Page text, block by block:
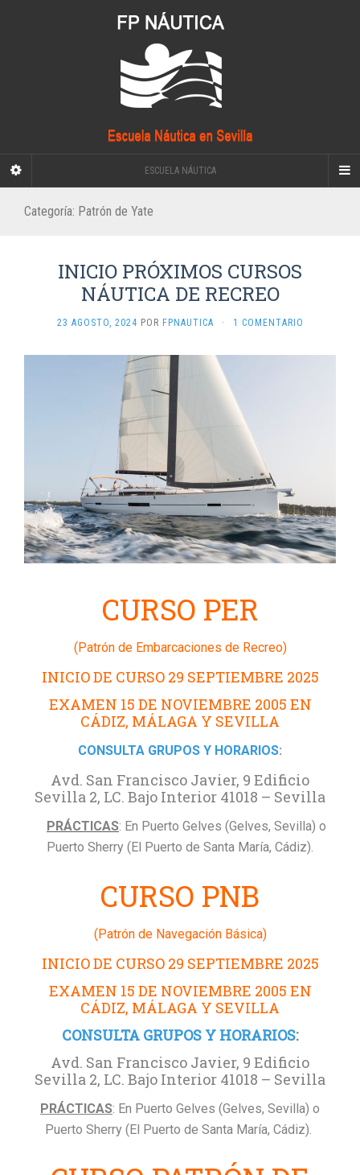
ESCUELA NÁUTICA
Categoría: Patrón de Yate
INICIO PRÓXIMOS CURSOS
NÁUTICA DE RECREO
23 AGOSTO, 2024 POR FPNAUTICA · 1 COMENTARIO
CURSO PER
(Patrón de Embarcaciones de Recreo)
INICIO DE CURSO 29 SEPTIEMBRE 2025
EXAMEN 15 DE NOVIEMBRE 2005 EN
CÁDIZ, MÁLAGA Y SEVILLA
CONSULTA GRUPOS Y HORARIOS:
Avd. San Francisco Javier, 9 Edificio
Sevilla 2, LC. Bajo Interior 41018 – Sevilla
PRÁCTICAS: En Puerto Gelves (Gelves, Sevilla) o
Puerto Sherry (El Puerto de Santa María, Cádiz).
CURSO PNB
(Patrón de Navegación Básica)
INICIO DE CURSO 29 SEPTIEMBRE 2025
EXAMEN 15 DE NOVIEMBRE 2005 EN
CÁDIZ, MÁLAGA Y SEVILLA
CONSULTA GRUPOS Y HORARIOS:
Avd. San Francisco Javier, 9 Edificio
Sevilla 2, LC. Bajo Interior 41018 – Sevilla
PRÁCTICAS: En Puerto Gelves (Gelves, Sevilla) o
Puerto Sherry (El Puerto de Santa María, Cádiz).